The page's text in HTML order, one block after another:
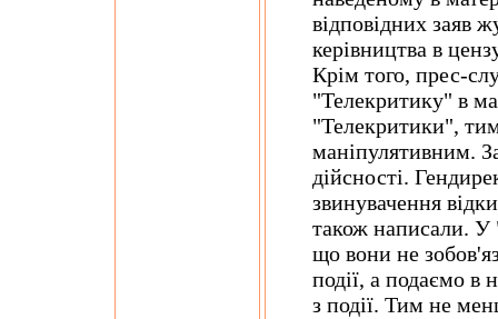
відповідних заяв
керівництва в
Крім того, прес-
"Телекритику" в
"Телекритики",
маніпулятивним.
дійсності.
звинувачення
також написали. У
що вони не
події, а подаємо
з події. Тим не